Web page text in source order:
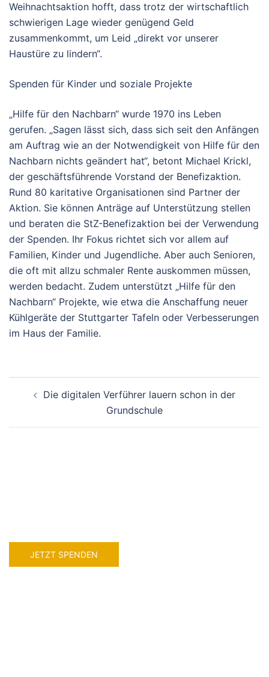
Weihnachtsaktion hofft, dass trotz der wirtschaftlich
schwierigen Lage wieder genügend Geld
zusammenkommt, um Leid „direkt vor unserer
Haustüre zu lindern“.
Spenden für Kinder und soziale Projekte
„Hilfe für den Nachbarn“ wurde 1970 ins Leben
gerufen. „Sagen lässt sich, dass sich seit den Anfängen
am Auftrag wie an der Notwendigkeit von Hilfe für den
Nachbarn nichts geändert hat“, betont Michael Krickl,
der geschäftsführende Vorstand der Benefizaktion.
Rund 80 karitative Organisationen sind Partner der
Aktion. Sie können Anträge auf Unterstützung stellen
und beraten die StZ-Benefizaktion bei der Verwendung
der Spenden. Ihr Fokus richtet sich vor allem auf
Familien, Kinder und Jugendliche. Aber auch Senioren,
die oft mit allzu schmaler Rente auskommen müssen,
werden bedacht. Zudem unterstützt „Hilfe für den
Nachbarn“ Projekte, wie etwa die Anschaffung neuer
Kühlgeräte der Stuttgarter Tafeln oder Verbesserungen
im Haus der Familie.
Die digitalen Verführer lauern schon in der
Grundschule
JETZT SPENDEN